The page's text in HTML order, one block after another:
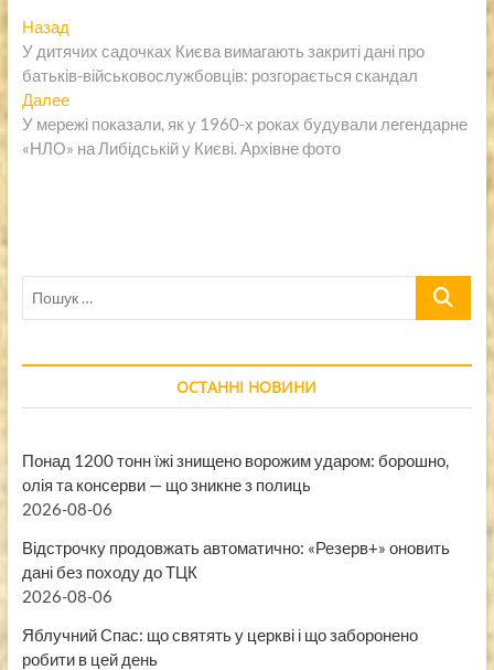
Навигация
по
записям
НазадПредыдущая
запись:
У дитячих садочках Києва вимагають закриті дані про
батьків-військовослужбовців: розгорається скандал
ДалееСледующая
запись:
У мережі показали, як у 1960-х роках будували легендарне
«НЛО» на Либідській у Києві. Архівне фото
Пошук
ОСТАННІ НОВИНИ
Понад 1200 тонн їжі знищено ворожим ударом: борошно,
олія та консерви — що зникне з полиць
2026-08-06
Відстрочку продовжать автоматично: «Резерв+» оновить
дані без походу до ТЦК
2026-08-06
Яблучний Спас: що святять у церкві і що заборонено
робити в цей день